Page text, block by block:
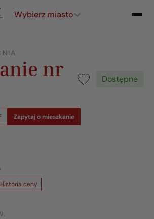
Wybierz miasto
nr
Dostępne
Zapytaj o mieszkanie
Historia ceny